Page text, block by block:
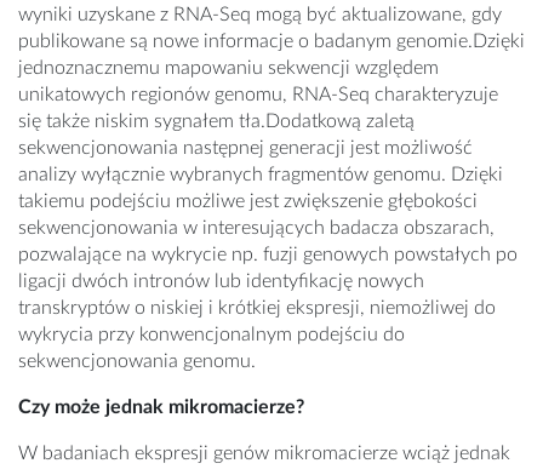
wyniki uzyskane z RNA-Seq mogą być aktualizowane, gdy
publikowane są nowe informacje o badanym genomie.Dzięki
jednoznacznemu mapowaniu sekwencji względem
unikatowych regionów genomu, RNA-Seq charakteryzuje
się także niskim sygnałem tła.Dodatkową zaletą
sekwencjonowania następnej generacji jest możliwość
analizy wyłącznie wybranych fragmentów genomu. Dzięki
takiemu podejściu możliwe jest zwiększenie głębokości
sekwencjonowania w interesujących badacza obszarach,
pozwalające na wykrycie np. fuzji genowych powstałych po
ligacji dwóch intronów lub identyfikację nowych
transkryptów o niskiej i krótkiej ekspresji, niemożliwej do
wykrycia przy konwencjonalnym podejściu do
sekwencjonowania genomu.
Czy może jednak mikromacierze?
W badaniach ekspresji genów mikromacierze wciąż jednak